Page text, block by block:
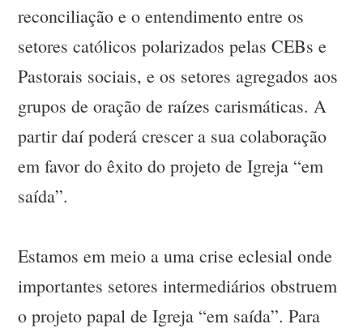
reconciliação e o entendimento entre os
setores católicos polarizados pelas CEBs e
Pastorais sociais, e os setores agregados aos
grupos de oração de raízes carismáticas. A
partir daí poderá crescer a sua colaboração
em favor do êxito do projeto de Igreja “em
saída”.
Estamos em meio a uma crise eclesial onde
importantes setores intermediários obstruem
o projeto papal de Igreja “em saída”. Para